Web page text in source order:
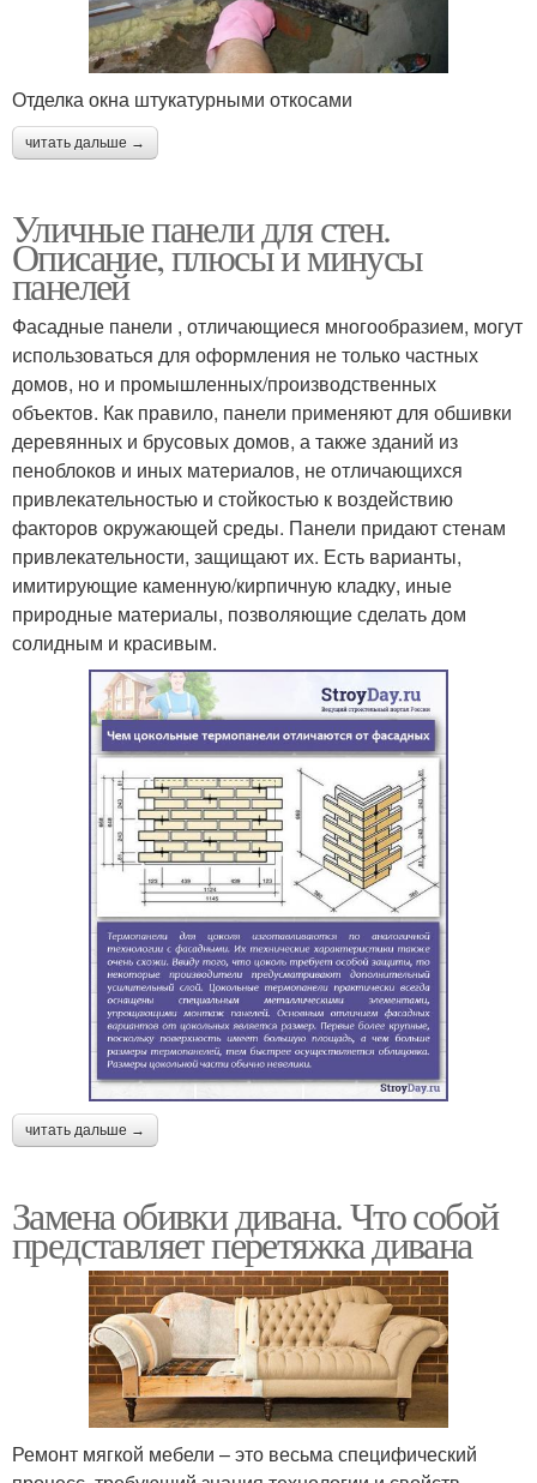
Отделка окна штукатурными откосами
читать дальше →
Уличные панели для стен.
Описание, плюсы и минусы
панелей
Фасадные панели , отличающиеся многообразием, могут
использоваться для оформления не только частных
домов, но и промышленных/производственных
объектов. Как правило, панели применяют для обшивки
деревянных и брусовых домов, а также зданий из
пеноблоков и иных материалов, не отличающихся
привлекательностью и стойкостью к воздействию
факторов окружающей среды. Панели придают стенам
привлекательности, защищают их. Есть варианты,
имитирующие каменную/кирпичную кладку, иные
природные материалы, позволяющие сделать дом
солидным и красивым.
читать дальше →
Замена обивки дивана. Что собой
представляет перетяжка дивана
Ремонт мягкой мебели – это весьма специфический